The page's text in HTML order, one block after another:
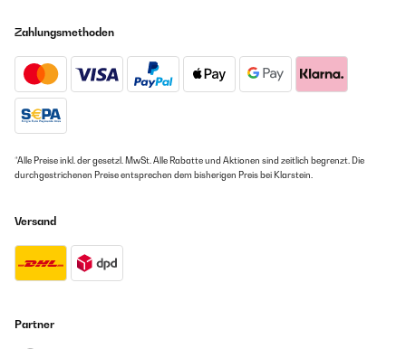
marca y de menor capacidad (12kg). La teníamos 24h encendida
casi cualquier bebida... Aquella máquina se nos estropeó un par
de veces en dos años.... Por suerte lo cubrió la garantía vez al
cabo de 10 meses, la enviamos a reparar en garantía y nos
llegaron a enviar una nueva unidad al no poder repararla.
Finalmente al cabo de un año la unidad de repuesto se volvió a
estropear... Ya fuera de garantía no pudiendo repararla.En base
una de mayor capacidad porque asumimos que a mayor
capacidad mayor robustez de materiales.Pues bien, creo que con
Amazon Benutzer – Bewertung durch Chal-Tec GmbH nicht
eigenständig überprüft
Zahlungsmethoden
*Alle Preise inkl. der gesetzl. MwSt. Alle Rabatte und Aktionen sind zeitlich begrenzt. Die
durchgestrichenen Preise entsprechen dem bisherigen Preis bei Klarstein.
Versand
Partner